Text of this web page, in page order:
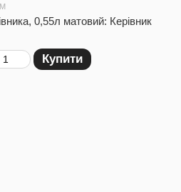
0,55л матовий: Керівник
Купити